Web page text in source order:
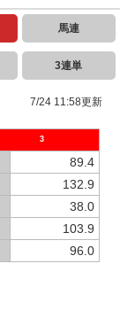
馬連
3連単
7/24 11:58更新
3
89.4
132.9
38.0
103.9
96.0